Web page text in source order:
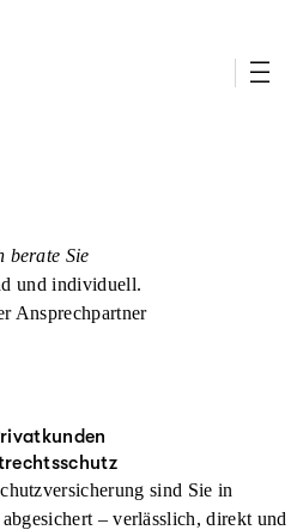
berate Sie
und individuell.
Ansprechpartner
sind Sie in
– verlässlich, direkt und